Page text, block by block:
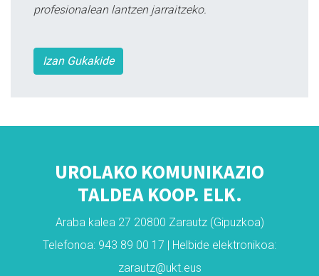
profesionalean lantzen jarraitzeko.
Izan Gukakide
UROLAKO KOMUNIKAZIO
TALDEA KOOP. ELK.
Araba kalea 27 20800 Zarautz (Gipuzkoa)
Telefonoa: 943 89 00 17 | Helbide elektronikoa:
zarautz@ukt.eus